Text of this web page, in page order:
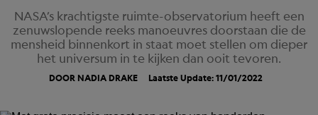
NASA’s krachtigste ruimte-observatorium heeft een
zenuwslopende reeks manoeuvres doorstaan die de
mensheid binnenkort in staat moet stellen om dieper
het universum in te kijken dan ooit tevoren.
DOOR NADIA DRAKE Laatste Update: 11/01/2022